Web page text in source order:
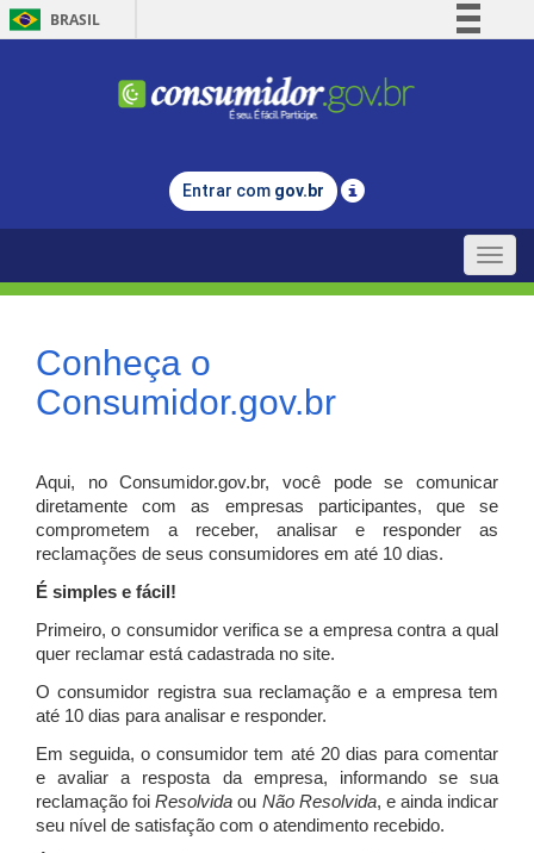
BRASIL
Comunica BR
Legislação
Entrar com gov.br
Toggle
Conheça o
Consumidor.gov.br
Aqui, no Consumidor.gov.br, você pode se comunicar
diretamente com as empresas participantes, que se
comprometem a receber, analisar e responder as
reclamações de seus consumidores em até 10 dias.
É simples e fácil!
Primeiro, o consumidor verifica se a empresa contra a qual
quer reclamar está cadastrada no site.
O consumidor registra sua reclamação e a empresa tem
até 10 dias para analisar e responder.
Em seguida, o consumidor tem até 20 dias para comentar
e avaliar a resposta da empresa, informando se sua
reclamação foiResolvida ou Não Resolvida, e ainda indicar
seu nível de satisfação com o atendimento recebido.